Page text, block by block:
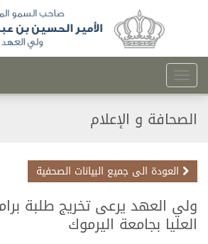
Toggle
navigation
الصحافة و الإعلام
العودة الى جميع البيانات الصحفية
ولي العهد يرعى تخريج طلبة
العليا بجامعة اليرموك